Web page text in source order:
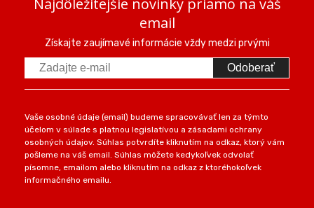
Najdôležitejšie novinky priamo na váš
email
Získajte zaujímavé informácie vždy medzi prvými
Odoberať
Vaše osobné údaje (email) budeme spracovávať len za týmto
účelom v súlade s platnou legislatívou a zásadami ochrany
osobných údajov. Súhlas potvrdíte kliknutím na odkaz, ktorý vám
pošleme na váš email. Súhlas môžete kedykoľvek odvolať
písomne, emailom alebo kliknutím na odkaz z ktoréhokoľvek
informačného emailu.